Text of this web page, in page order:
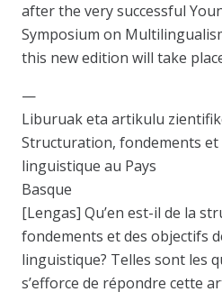
after the very successful
Symposium on
this new edition will take
—
Liburuak eta artikulu
Structuration, fondements
linguistique au Pays
Basque
[Lengas] Qu’en est-il de la
fondements et des objectifs
linguistique? Telles sont les
s’efforce de répondre cette